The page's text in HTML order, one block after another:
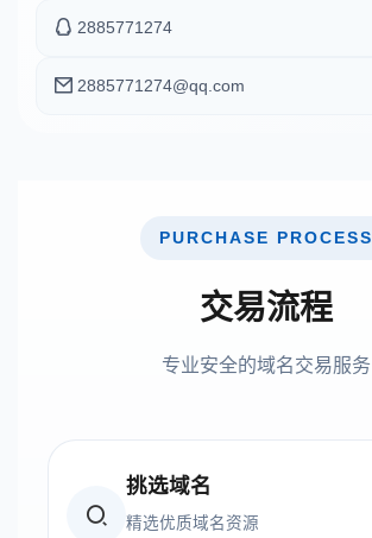
2885771274
2885771274@qq.com
PURCHASE PROCESS
交易流程
专业安全的域名交易服务
挑选域名
精选优质域名资源